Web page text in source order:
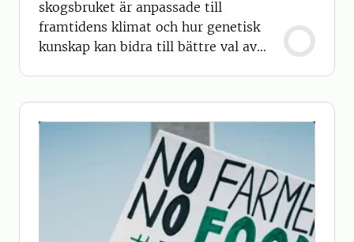
skogsbruket är anpassade till
framtidens klimat och hur genetisk
kunskap kan bidra till bättre val av